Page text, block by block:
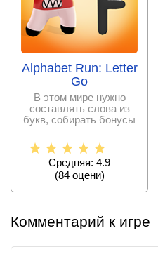
Alphabet Run: Letter
Go
В этом мире нужно
составлять слова из
букв, собирать бонусы
Средняя: 4.9
(84оцени)
Комментарий к игре